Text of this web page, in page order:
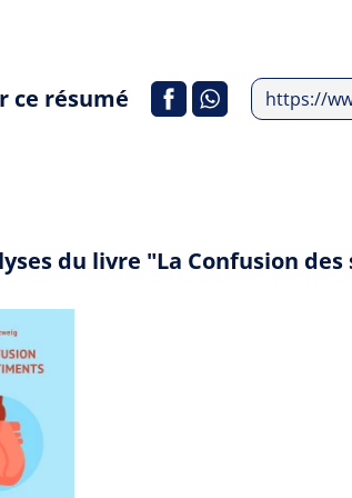
ce résumé https://
du livre "La Confusion